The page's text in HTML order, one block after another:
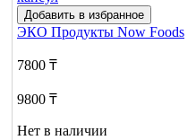
Добавить в избранное
ЭКО Продукты Now Foods
7800 ₸
9800 ₸
Нет в наличии